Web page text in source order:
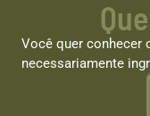
Você quer conhecer
necessariamente